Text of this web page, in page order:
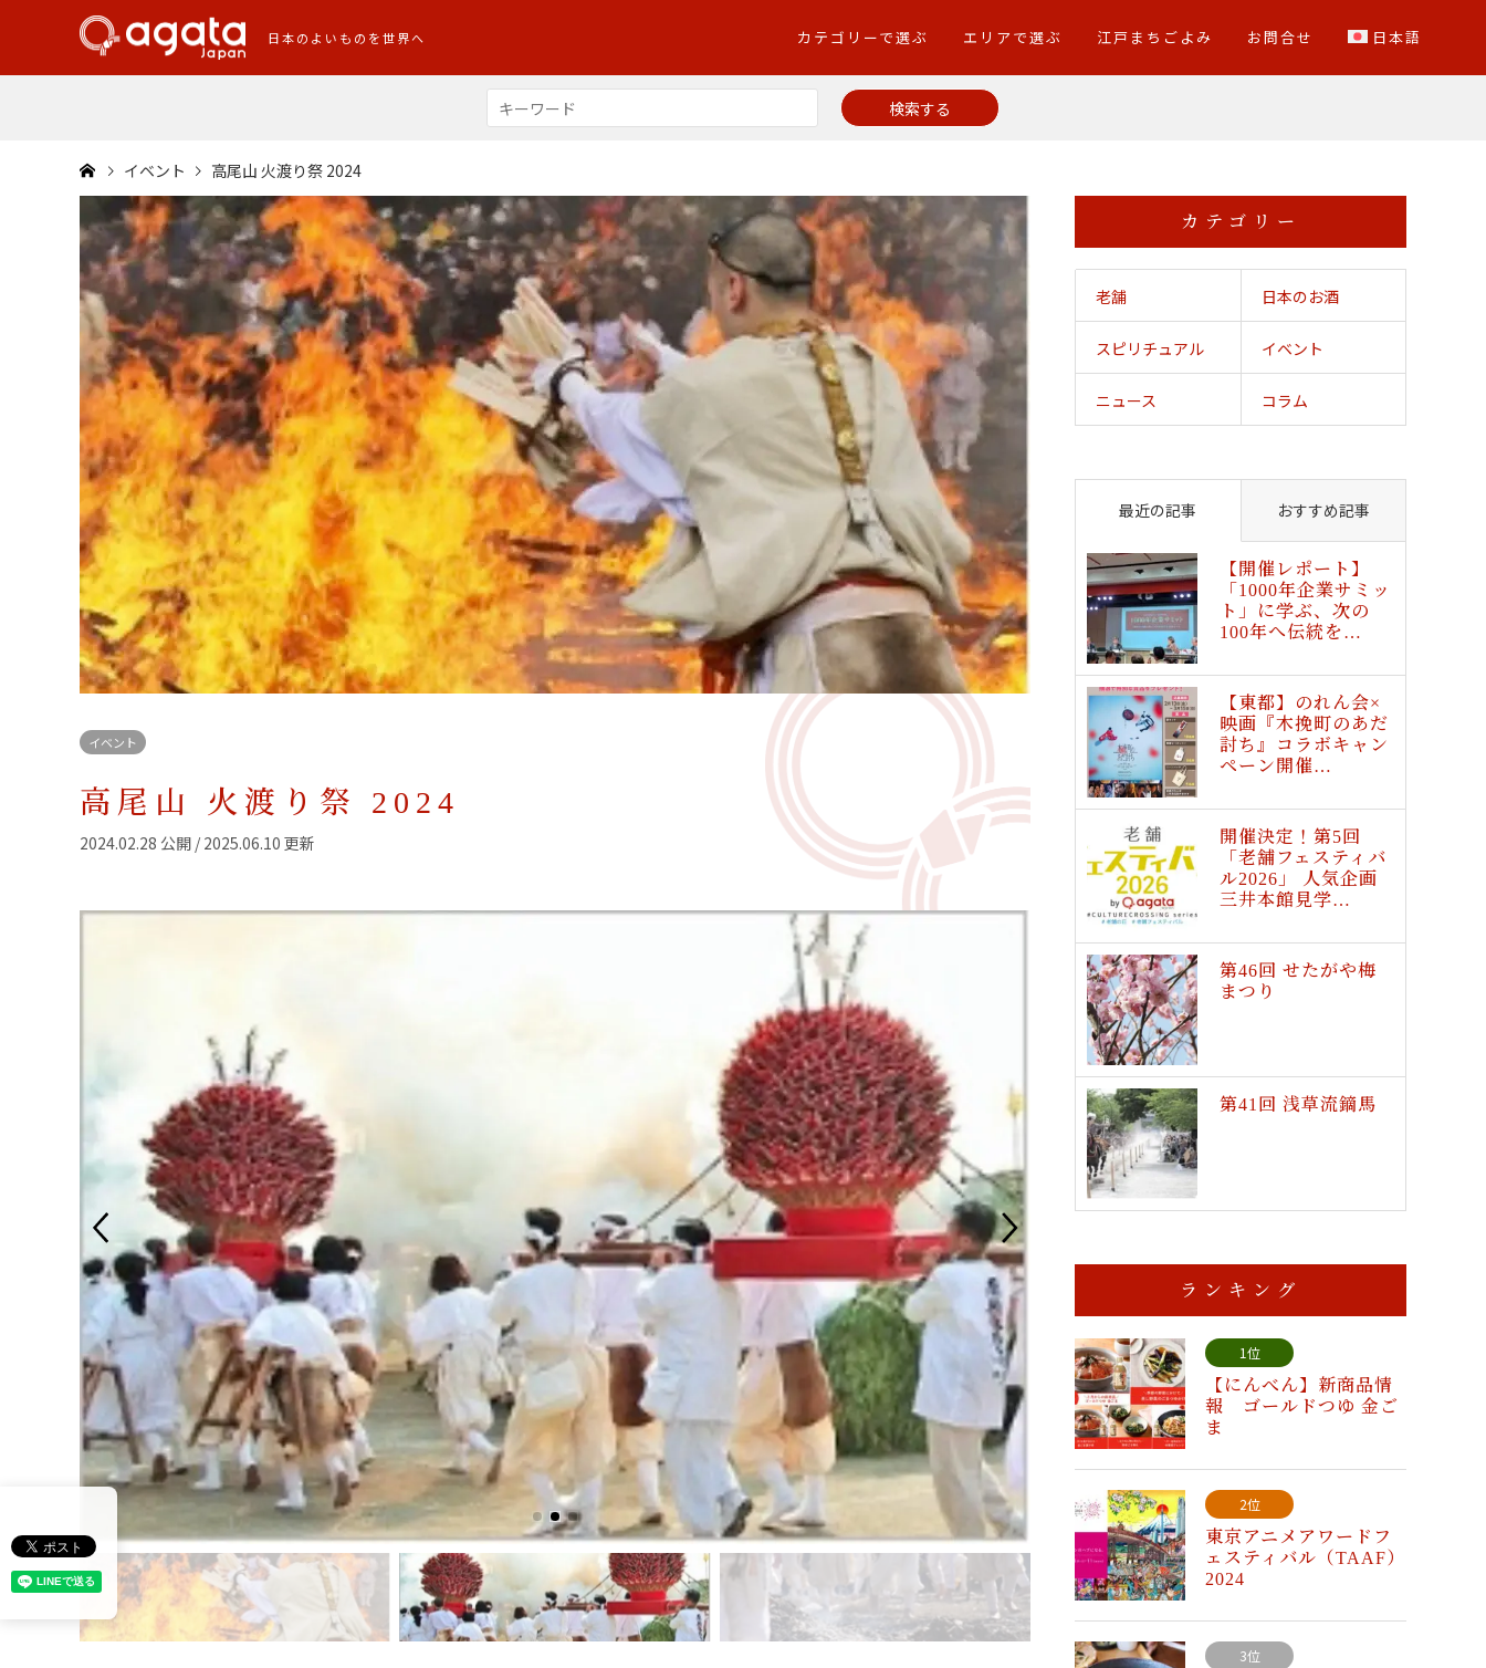
日本のよいものを世界へ カテゴリーで選ぶ エリアで選ぶ 江戸まちごよみ お問合せ 日本語
イベント 高尾山 火渡り祭 2024
イベント
高尾山 火渡り祭 2024
2024.02.28 公開 / 2025.06.10 更新
カテゴリー
老舗 日本のお酒
スピリチュアル イベント
ニュース コラム
最近の記事 おすすめ記事
【開催レポート】
「1000年企業サミッ
ト」に学ぶ、次の
100年へ伝統を…
【東都】のれん会×
映画『木挽町のあだ
討ち』コラボキャン
ペーン開催…
開催決定！第5回
「老舗フェスティバ
ル2026」 人気企画
三井本館見学…
第46回 せたがや梅
まつり
第41回 浅草流鏑馬
ランキング
1位
【にんべん】新商品情
報 ゴールドつゆ 金ご
ま
2位
東京アニメアワードフ
ェスティバル（TAAF）
2024
3位